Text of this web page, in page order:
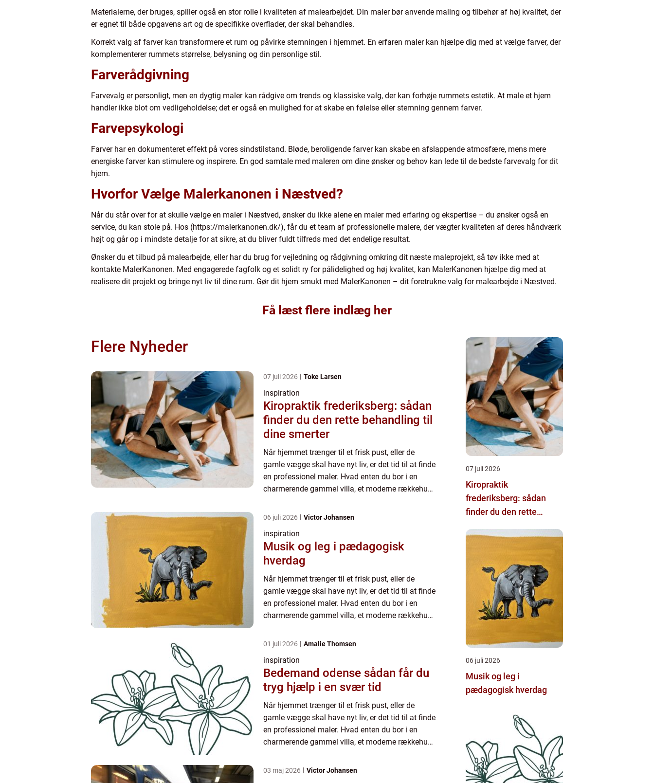
Materialerne, der bruges, spiller også en stor rolle i kvaliteten af malearbejdet. Din maler bør anvende maling og tilbehør af høj kvalitet, der
er egnet til både opgavens art og de specifikke overflader, der skal behandles.
Korrekt valg af farver kan transformere et rum og påvirke stemningen i hjemmet. En erfaren maler kan hjælpe dig med at vælge farver, der
komplementerer rummets størrelse, belysning og din personlige stil.
Farverådgivning
Farvevalg er personligt, men en dygtig maler kan rådgive om trends og klassiske valg, der kan forhøje rummets estetik. At male et hjem
handler ikke blot om vedligeholdelse; det er også en mulighed for at skabe en følelse eller stemning gennem farver.
Farvepsykologi
Farver har en dokumenteret effekt på vores sindstilstand. Bløde, beroligende farver kan skabe en afslappende atmosfære, mens mere
energiske farver kan stimulere og inspirere. En god samtale med maleren om dine ønsker og behov kan lede til de bedste farvevalg for dit
hjem.
Hvorfor Vælge Malerkanonen i Næstved?
Når du står over for at skulle vælge en maler i Næstved, ønsker du ikke alene en maler med erfaring og ekspertise – du ønsker også en
service, du kan stole på. Hos (https://malerkanonen.dk/), får du et team af professionelle malere, der vægter kvaliteten af deres håndværk
højt og går op i mindste detalje for at sikre, at du bliver fuldt tilfreds med det endelige resultat.
Ønsker du et tilbud på malearbejde, eller har du brug for vejledning og rådgivning omkring dit næste maleprojekt, så tøv ikke med at
kontakte MalerKanonen. Med engagerede fagfolk og et solidt ry for pålidelighed og høj kvalitet, kan MalerKanonen hjælpe dig med at
realisere dit projekt og bringe nyt liv til dine rum. Gør dit hjem smukt med MalerKanonen – dit foretrukne valg for malearbejde i Næstved.
Få læst flere indlæg her
Flere Nyheder
07 juli 2026 Toke Larsen
inspiration
Kiropraktik frederiksberg: sådan
finder du den rette behandling til
dine smerter
Når hjemmet trænger til et frisk pust, eller de
gamle vægge skal have nyt liv, er det tid til at finde
en professionel maler. Hvad enten du bor i en
charmerende gammel villa, et moderne rækkehus,
kan...
06 juli 2026 Victor Johansen
inspiration
Musik og leg i pædagogisk
hverdag
Når hjemmet trænger til et frisk pust, eller de
gamle vægge skal have nyt liv, er det tid til at finde
en professionel maler. Hvad enten du bor i en
charmerende gammel villa, et moderne rækkehus,
kan...
01 juli 2026 Amalie Thomsen
inspiration
Bedemand odense sådan får du
tryg hjælp i en svær tid
Når hjemmet trænger til et frisk pust, eller de
gamle vægge skal have nyt liv, er det tid til at finde
en professionel maler. Hvad enten du bor i en
charmerende gammel villa, et moderne rækkehus,
kan...
03 maj 2026 Victor Johansen
07 juli 2026
Kiropraktik
frederiksberg: sådan
finder du den rette
smerter
06 juli 2026
Musik og leg i
pædagogisk hverdag